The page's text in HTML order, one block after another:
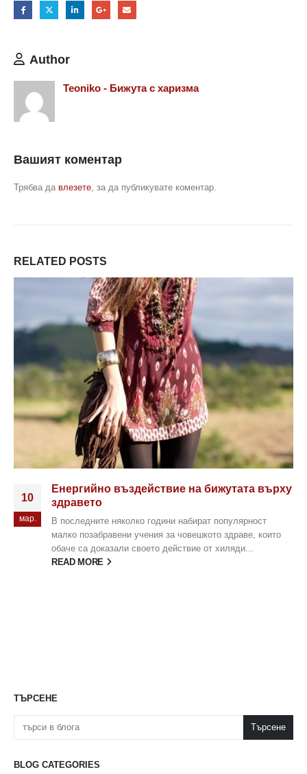
Author
Teoniko - Бижута с харизма
Вашият коментар
Трябва да влезете, за да публикувате коментар.
RELATED POSTS
10
мар.
Енергийно въздействие на бижутата върху
здравето
В последните няколко години набират популярност
малко позабравени учения за човешкото здраве, които
обаче са доказали своето действие от хиляди...
READ MORE
ТЪРСЕНЕ
Търсене
BLOG CATEGORIES